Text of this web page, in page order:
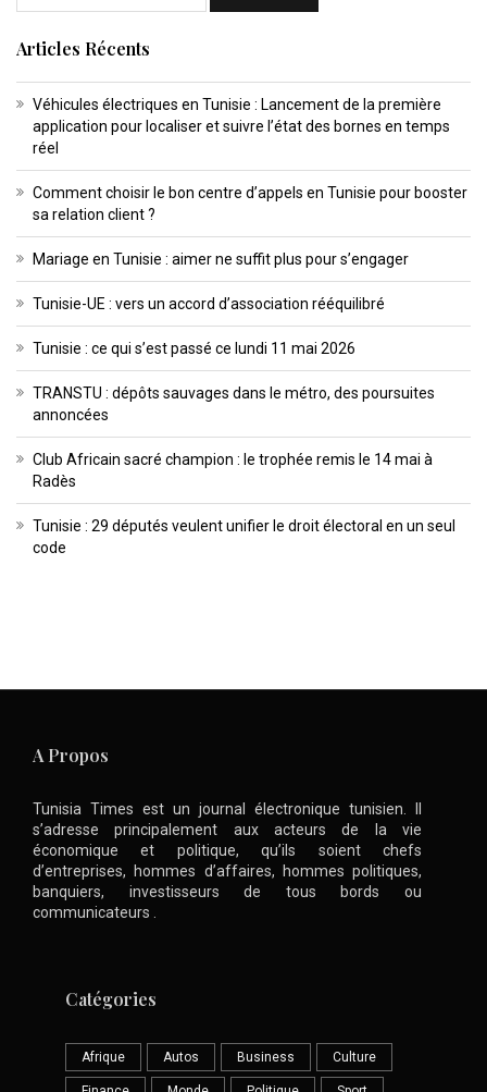
Articles Récents
Véhicules électriques en Tunisie : Lancement de la première
application pour localiser et suivre l’état des bornes en temps
réel
Comment choisir le bon centre d’appels en Tunisie pour booster
sa relation client ?
Mariage en Tunisie : aimer ne suffit plus pour s’engager
Tunisie-UE : vers un accord d’association rééquilibré
Tunisie : ce qui s’est passé ce lundi 11 mai 2026
TRANSTU : dépôts sauvages dans le métro, des poursuites
annoncées
Club Africain sacré champion : le trophée remis le 14 mai à
Radès
Tunisie : 29 députés veulent unifier le droit électoral en un seul
code
A Propos
Tunisia Times est un journal électronique tunisien. Il
s’adresse principalement aux acteurs de la vie
économique et politique, qu’ils soient chefs
d’entreprises, hommes d’affaires, hommes politiques,
banquiers, investisseurs de tous bords ou
communicateurs .
Catégories
Afrique Autos Business Culture